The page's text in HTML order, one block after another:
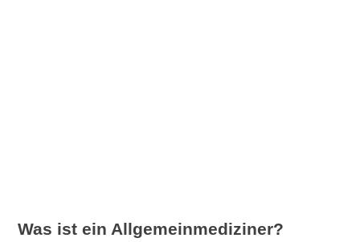
Was ist ein Allgemeinmediziner?